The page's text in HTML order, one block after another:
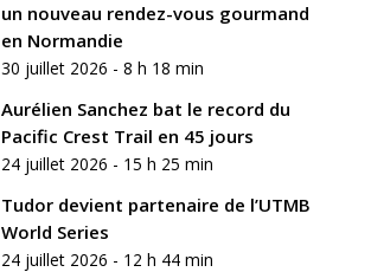
un nouveau rendez-vous gourmand
en Normandie
30 juillet 2026 - 8 h 18 min
Aurélien Sanchez bat le record du
Pacific Crest Trail en 45 jours
24 juillet 2026 - 15 h 25 min
Tudor devient partenaire de l’UTMB
World Series
24 juillet 2026 - 12 h 44 min